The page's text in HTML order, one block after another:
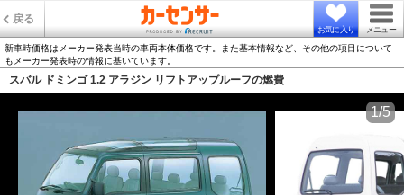
戻る
お気に入り メニュー
新車時価格はメーカー発表当時の車両本体価格です。また基本情報など、その他の項目について
もメーカー発表時の情報に基いています。
スバル ドミンゴ 1.2 アラジン リフトアップルーフの燃費
1/5